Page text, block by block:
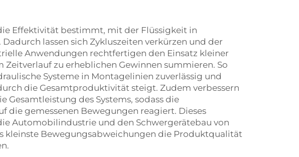
Effektivität bestimmt, mit der Flüssigkeit in
lassen sich Zykluszeiten verkürzen und der
Anwendungen rechtfertigen den Einsatz kleiner
Zeitverlauf zu erheblichen Gewinnen summieren. So
Systeme in Montagelinien zuverlässig und
die Gesamtproduktivität steigt. Zudem verbessern
Gesamtleistung des Systems, sodass die
die gemessenen Bewegungen reagiert. Dieses
Automobilindustrie und den Schwergerätebau von
kleinste Bewegungsabweichungen die Produktqualität